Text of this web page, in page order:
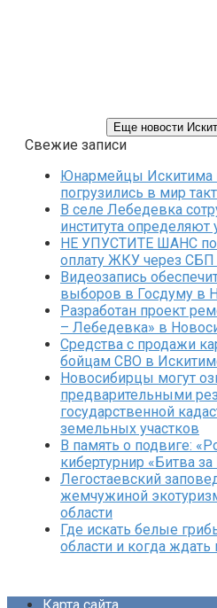
Еще новости
Свежие записи
Юнармейцы Искитима
погрузились в мир
В селе Лебедевка
института
НЕ УПУСТИТЕ ШАНС
оплату ЖКУ через СБП
Видеозапись
выборов в Госдуму в
Разработан проект
– Лебедевка» в
Средства с продажи
бойцам СВО в
Новосибирцы могут
предварительными
государственной
земельных участков
В память о подвиге:
кибертурнир «Битва
Легостаевский
жемчужиной
области
Где искать белые
области и когда